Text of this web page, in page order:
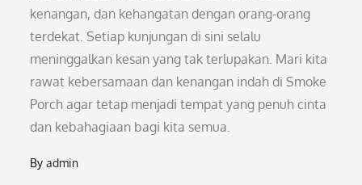
kenangan, dan kehangatan dengan orang-orang
terdekat. Setiap kunjungan di sini selalu
meninggalkan kesan yang tak terlupakan. Mari kita
rawat kebersamaan dan kenangan indah di Smoke
Porch agar tetap menjadi tempat yang penuh cinta
dan kebahagiaan bagi kita semua.
Byadmin